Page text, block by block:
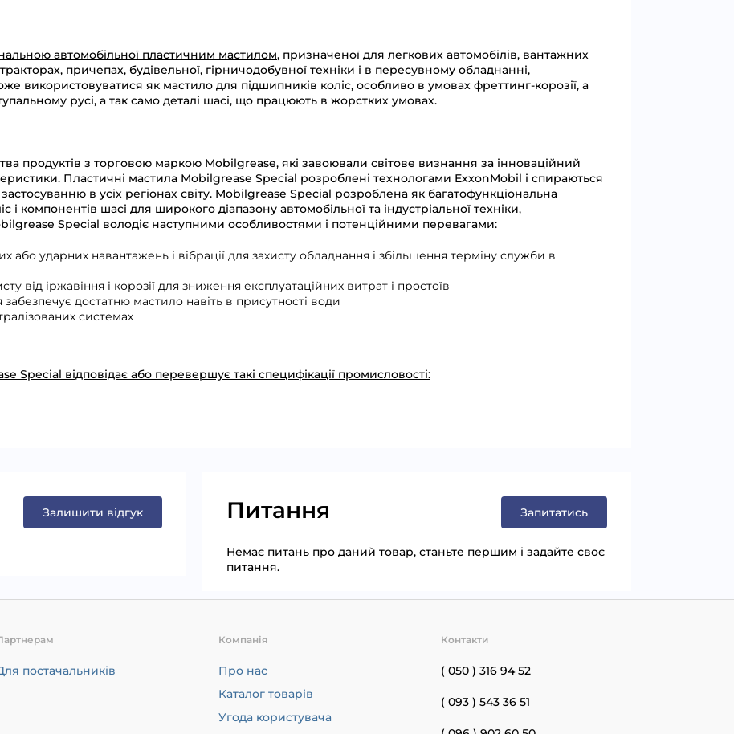
автомобільної пластичним мастилом, призначеної для легкових автомобілів, вантажних
причепах, будівельної, гірничодобувної техніки і в пересувному обладнанні,
використовуватися як мастило для підшипників коліс, особливо в умовах фреттинг-корозії, а
русі, а так само деталі шасі, що працюють в жорстких умовах.
продуктів з торговою маркою Mobilgrease, які завоювали світове визнання за інноваційний
Пластичні мастила Mobilgrease Special розроблені технологами ExxonMobil і спираються
в усіх регіонах світу. Mobilgrease Special розроблена як багатофункціональна
і компонентів шасі для широкого діапазону автомобільної та індустріальної техніки,
Special володіє наступними особливостями і потенційними перевагами:
ударних навантажень і вібрації для захисту обладнання і збільшення терміну служби в
від іржавіння і корозії для зниження експлуатаційних витрат і простоїв
достатню мастило навіть в присутності води
системах
Special відповідає або перевершує такі специфікації промисловості:
Залишити відгук Питання Запитатись
Немає питань про даний товар, станьте першим і задайте своє
питання.
постачальників
Компанія
Про нас
Каталог товарів
Угода користувача
Контакти
( 050 ) 316 94 52
( 093 ) 543 36 51